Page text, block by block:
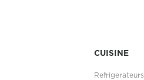
CUISINE
Refrigerateurs